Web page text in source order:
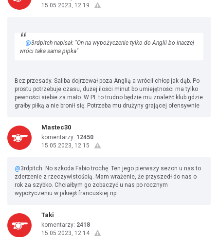
15.05.2023, 12:19
@3rdpitch napisał: "On na wypożyczenie tylko do Anglii bo inaczej
wróci taka sama pipka"
Bez przesady. Saliba dojrzewał poza Anglią a wrócił chłop jak dąb. Po
prostu potrzebuje czasu, dużej ilości minut bo umiejętności ma tylko
pewności siebie za mało. W PL to trudno będzie mu znaleźć klub gdzie
grałby piłką a nie bronił się. Potrzeba mu drużyny grającej ofensywnie
Mastec30
komentarzy: 12450
15.05.2023, 12:15
@3rdpitch: No szkoda Fabio trochę. Ten jego pierwszy sezon u nas to
zderzenie z rzeczywistością. Mam wrażenie, że przyszedł do nas o
rok za szybko. Chciałbym go zobaczyć u nas po rocznym
wypożyczeniu w jakiejś francuskiej np
Taki
komentarzy: 2418
15.05.2023, 12:14